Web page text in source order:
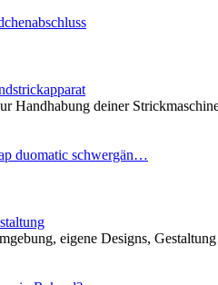
Handhabung deiner
duomatic schwergän…
eigene Designs, Gestaltung